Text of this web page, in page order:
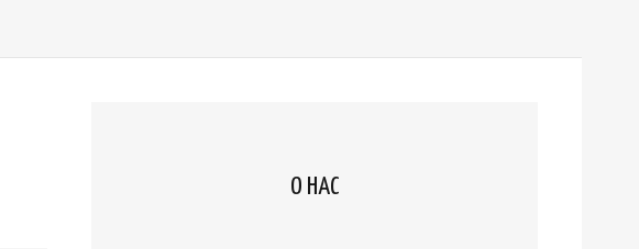
О НАС